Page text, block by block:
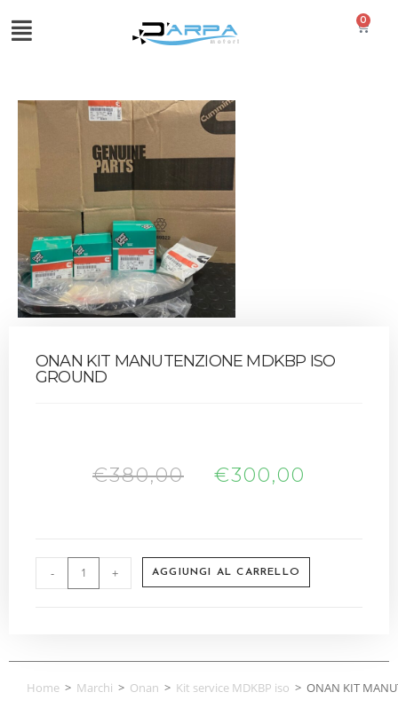
0
ONAN KIT MANUTENZIONE MDKBP ISO
GROUND
€380,00 €300,00
- + AGGIUNGI AL CARRELLO
Home > Marchi > Onan > Kit service MDKBP iso > ONAN KIT